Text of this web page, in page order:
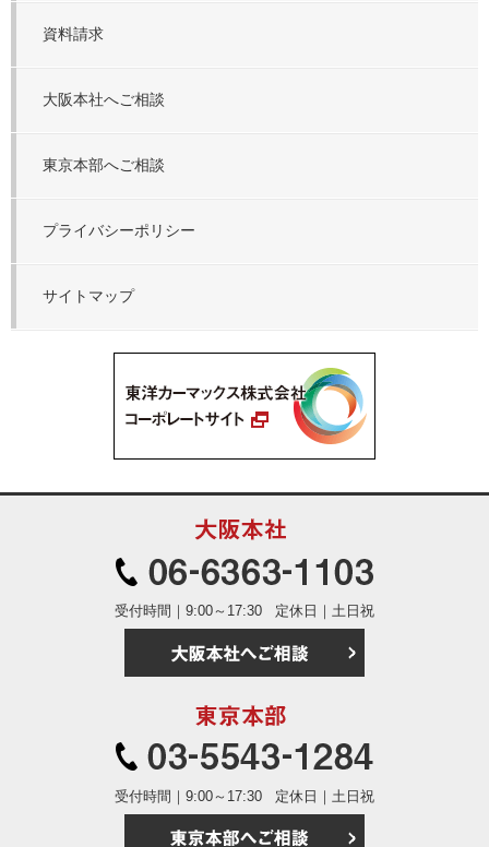
資料請求
大阪本社へご相談
東京本部へご相談
プライバシーポリシー
サイトマップ
受付時間｜9:00～17:30 定休日｜土日祝
受付時間｜9:00～17:30 定休日｜土日祝